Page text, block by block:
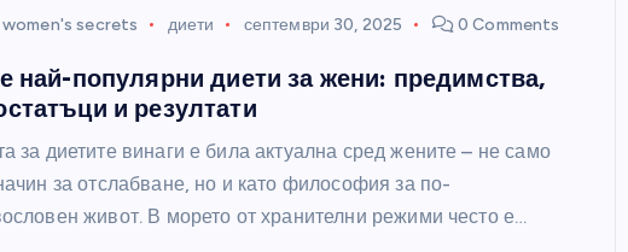
women's secrets диети септември 30, 2025 0 Comments
най-популярни диети за жени: предимства,
и резултати
за диетите винаги е била актуална сред жените – не само
за отслабване, но и като философия за по-
живот. В морето от хранителни режими често е…